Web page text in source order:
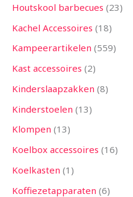
Houtskool barbecues 23
Kachel Accessoires 18
Kampeerartikelen 559
Kast accessoires 2
Kinderslaapzakken 8
Kinderstoelen 13
Klompen 13
Koelbox accessoires 16
Koelkasten 1
Koffiezetapparaten 6